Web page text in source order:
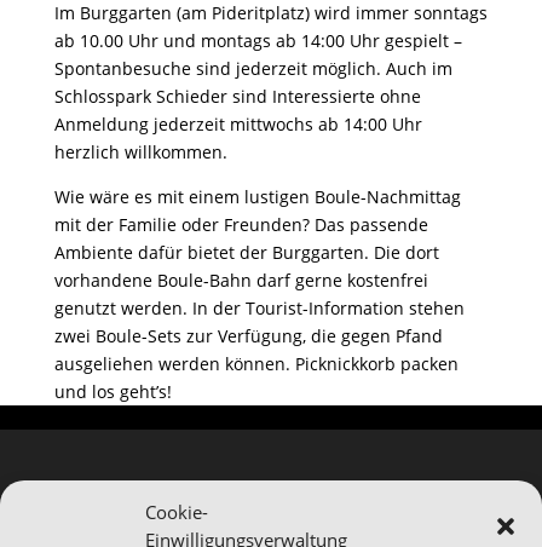
Cookie-
Einwilligungsverwaltung
Im Burggarten (am Pideritplatz) wird immer sonntags
ab 10.00 Uhr und montags ab 14:00 Uhr gespielt –
Spontanbesuche sind jederzeit möglich. Auch im
Schlosspark Schieder sind Interessierte ohne
Anmeldung jederzeit mittwochs ab 14:00 Uhr
herzlich willkommen.
Wie wäre es mit einem lustigen Boule-Nachmittag
mit der Familie oder Freunden? Das passende
Ambiente dafür bietet der Burggarten. Die dort
vorhandene Boule-Bahn darf gerne kostenfrei
genutzt werden. In der Tourist-Information stehen
zwei Boule-Sets zur Verfügung, die gegen Pfand
ausgeliehen werden können. Picknickkorb packen
und los geht’s!